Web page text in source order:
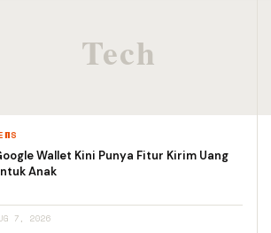
Wallet Kini Punya Fitur Kirim Uang
Anak
7, 2026